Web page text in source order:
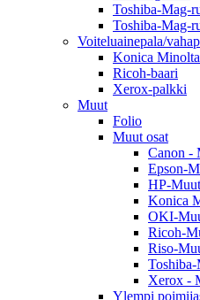
Toshiba-Mag-
Toshiba-Mag-
Voiteluainepala/
Konica
Ricoh-baari
Xerox-palkki
Muut
Folio
Muut osat
Canon -
Epson-
HP-
Konica
OKI-
Ricoh-
Riso-
Xerox -
Ylempi